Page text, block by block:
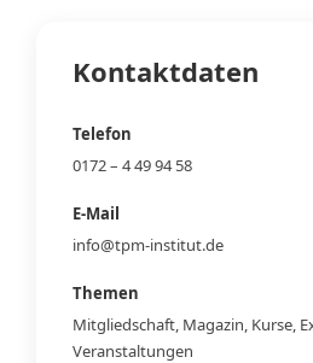
Kontaktdaten
Telefon
0172 – 4 49 94 58
E-Mail
info@tpm-institut.de
Themen
Mitgliedschaft, Magazin, Kurse,
Veranstaltungen